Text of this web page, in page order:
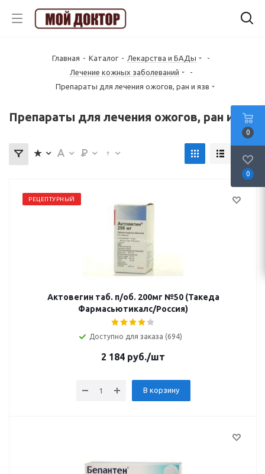
Главная - Каталог - Лекарства и БАДы
-
Лечение кожных заболеваний
-
Препараты для лечения ожогов, ран и язв
Препараты для лечения ожогов, ран и язв
РЕЦЕПТУРНЫЙ
Актовегин таб. п/об. 200мг №50 (Такеда
Фармасьютикалс/Россия)
Доступно для заказа (694)
2 184 руб./шт
В корзину
0
0